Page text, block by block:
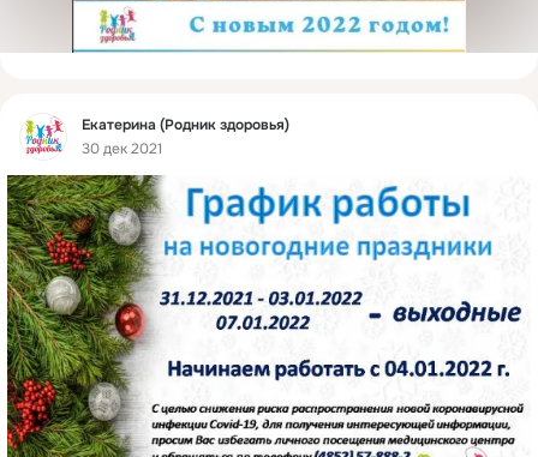
Фид
Екатерина (Родник здоровья)
30 дек 2021